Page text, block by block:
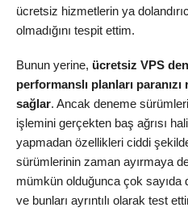
ücretsiz hizmetlerin ya
olmadığını tespit ettim.
Bunun yerine, ücretsiz VPS
performanslı planları
sağlar. Ancak deneme
işlemini gerçekten baş ağrısı
yapmadan özellikleri ciddi
sürümlerinin zaman ayırmaya
mümkün olduğunca çok
ve bunları ayrıntılı olarak test